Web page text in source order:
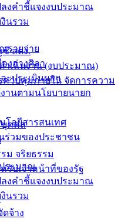
งคำชี้แจงงบประมาณ
นรวม
สตง.
ำเนินงาน (งบประมาณ)
ควบคุมภายใน จัดการความ
บุคคล
ม จริยธรรม
รับเจ้าหน้าที่ของรัฐ
จ้าง
รายจ่าย
งอ่างศิลา
ะประเมินผลฯ
านตามนโยบายนายก
โลยีสารสนเทศ
ร่วมของประชาชน
ระมาณ
งคำชี้แจงงบประมาณ
นรวม